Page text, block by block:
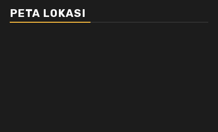
PETA LOKASI